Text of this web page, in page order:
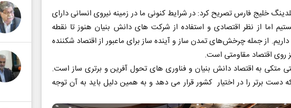
خلیج فارس تصریح کرد: در شرایط کنونی ما در زمینه نیروی انسانی دارای
اما از نظر اقتصادی و استفاده از شرکت های دانش بنیان هنوز تا نقطه
از جمله چرخش‌های تمدن ساز و آینده ساز برای ماعبور از اقتصاد شکننده
روی اقتصاد مقاومتی است.
متکی به اقتصاد دانش بنیان و فناوری های تحول آفرین و برتری ساز است.
دست برتر را در اختیار کشور قرار می دهد و به همین دلیل باید به آن توجه